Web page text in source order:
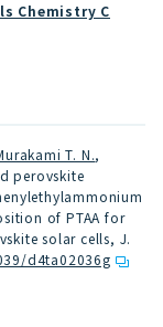
Chemistry C
T. N.,
perovskite
of PTAA for
solar cells, J.
d4ta02036g